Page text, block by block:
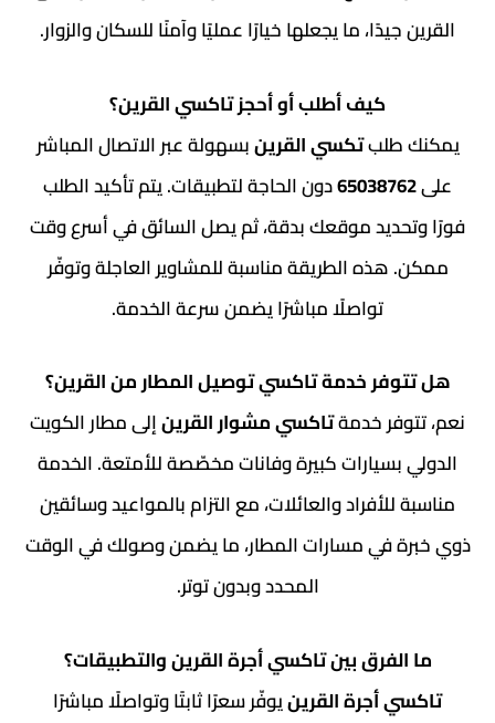
القرين جيدًا، ما يجعلها خيارًا عمليًا وآمنًا للسكان والزوار.
كيف أطلب أو أحجز تاكسي القرين؟
يمكنك طلبتكسي القرينبسهولة عبر الاتصال المباشر
على65038762دون الحاجة لتطبيقات. يتم تأكيد الطلب
فورًا وتحديد موقعك بدقة، ثم يصل السائق في أسرع وقت
ممكن. هذه الطريقة مناسبة للمشاوير العاجلة وتوفّر
تواصلًا مباشرًا يضمن سرعة الخدمة.
هل تتوفر خدمة تاكسي توصيل المطار من القرين؟
نعم، تتوفر خدمةتاكسي مشوار القرينإلى مطار الكويت
الدولي بسيارات كبيرة وفانات مخصّصة للأمتعة. الخدمة
مناسبة للأفراد والعائلات، مع التزام بالمواعيد وسائقين
ذوي خبرة في مسارات المطار، ما يضمن وصولك في الوقت
المحدد وبدون توتر.
ما الفرق بين تاكسي أجرة القرين والتطبيقات؟
تاكسي أجرة القرينيوفّر سعرًا ثابتًا وتواصلًا مباشرًا